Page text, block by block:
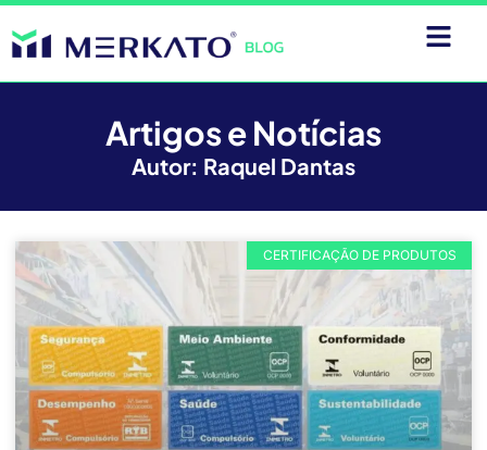
Artigos e Notícias
Autor: Raquel Dantas
CERTIFICAÇÃO DE PRODUTOS